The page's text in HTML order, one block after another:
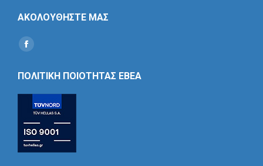
ΑΚΟΛΟΥΘΗΣΤΕ ΜΑΣ
Find us on:
Social
ΠΟΛΙΤΙΚΗ ΠΟΙΟΤΗΤΑΣ ΕΒΕΑ